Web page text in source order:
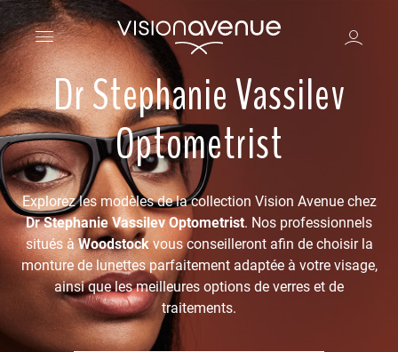
Dr Stephanie Vassilev
Optometrist
Explorez les modèles de la collection Vision Avenue chez
Dr Stephanie Vassilev Optometrist. Nos professionnels
situés àWoodstockvous conseilleront afin de choisir la
monture de lunettes parfaitement adaptée à votre visage,
ainsi que les meilleures options de verres et de
traitements.